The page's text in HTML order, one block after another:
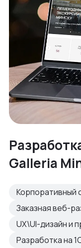
Galleria
Корпоративный
Заказная веб-
UX\UI-дизайн и
Разработка на